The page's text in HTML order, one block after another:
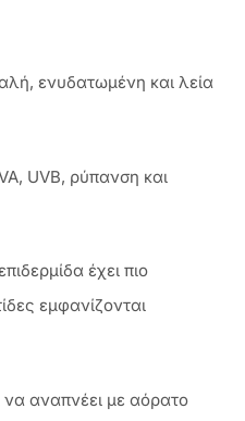
ενυδατωμένη και λεία
UVB, ρύπανση και
έχει πιο
εμφανίζονται
να αναπνέει με αόρατο